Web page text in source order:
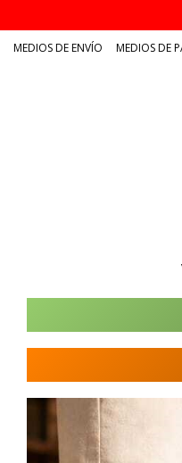
MEDIOS DE ENVÍO MEDIOS DE